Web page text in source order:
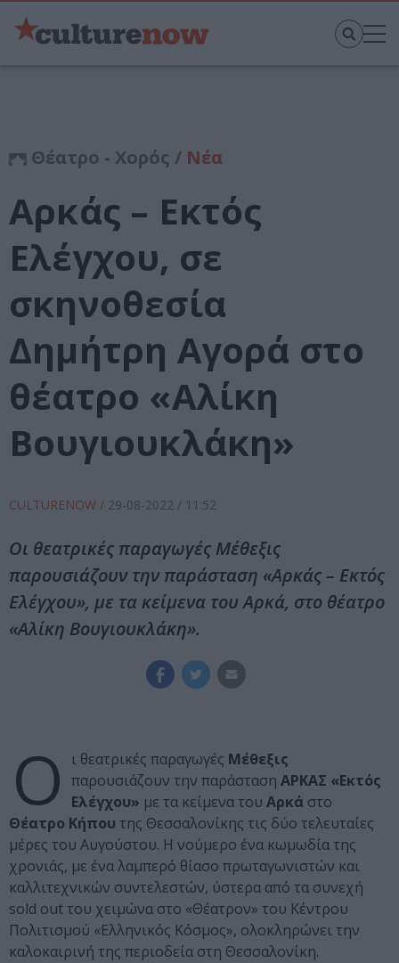
Θέατρο - Χορός / Νέα
Αρκάς – Εκτός
Ελέγχου, σε
σκηνοθεσία
Δημήτρη Αγορά στο
θέατρο «Αλίκη
Βουγιουκλάκη»
CULTURENOW / 29-08-2022 / 11:52
Οι θεατρικές παραγωγές Μέθεξις
παρουσιάζουν την παράσταση «Αρκάς – Εκτός
Ελέγχου», με τα κείμενα του Αρκά, στο θέατρο
«Αλίκη Βουγιουκλάκη».
Ο ι θεατρικές παραγωγές Μέθεξις
παρουσιάζουν την παράσταση ΑΡΚΑΣ «Εκτός
Ελέγχου» με τα κείμενα του Αρκά στο
Θέατρο Κήπου της Θεσσαλονίκης τις δύο τελευταίες
μέρες του Αυγούστου. Η νούμερο ένα κωμωδία της
χρονιάς, με ένα λαμπερό θίασο πρωταγωνιστών και
καλλιτεχνικών συντελεστών, ύστερα από τα συνεχή
sold out του χειμώνα στο «Θέατρον» του Κέντρου
Πολιτισμού «Ελληνικός Κόσμος», ολοκληρώνει την
καλοκαιρινή της περιοδεία στη Θεσσαλονίκη.